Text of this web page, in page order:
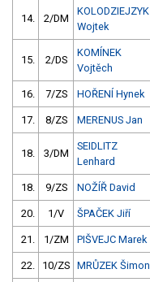
14. 2/DM
KOLODZIEJZYK
Wojtek
15. 2/DS
KOMÍNEK
Vojtěch
16. 7/ZS HOŘENÍ Hynek
17. 8/ZS MERENUS Jan
18. 3/DM
SEIDLITZ
Lenhard
18. 9/ZS NOŽÍŘ David
20. 1/V ŠPAČEK Jiří
21. 1/ZM PIŠVEJC Marek
22. 10/ZS MRŮZEK Šimon